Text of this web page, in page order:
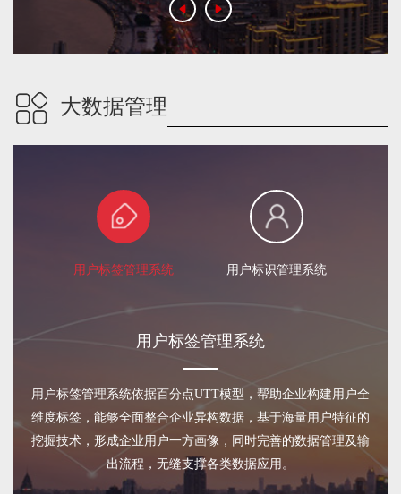
大数据管理
用户标签管理系统 用户标识管理系统
用户标签管理系统
用户标签管理系统依据百分点UTT模型，帮助企业构建用户全
维度标签，能够全面整合企业异构数据，基于海量用户特征的
挖掘技术，形成企业用户一方画像，同时完善的数据管理及输
出流程，无缝支撑各类数据应用。